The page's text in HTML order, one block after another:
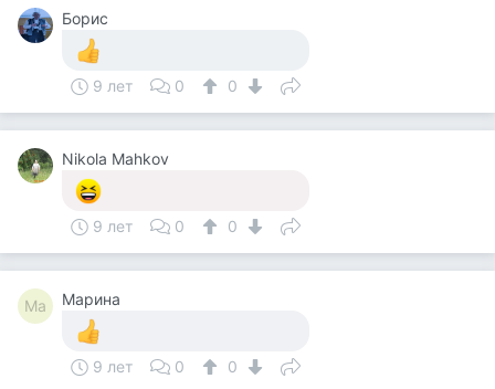
Борис
9 лет 0 0
Nikola Mahkov
9 лет 0 0
Ма Марина
9 лет 0 0